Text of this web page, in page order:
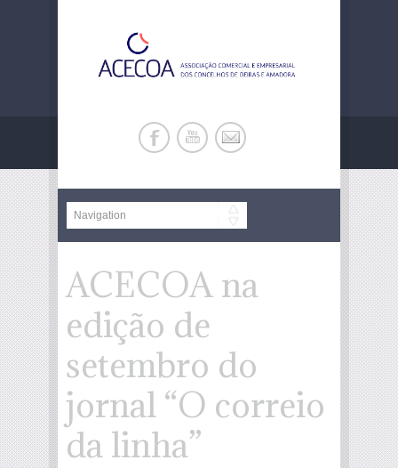
ACECOA na
edição de
setembro do
jornal “O correio
da linha”